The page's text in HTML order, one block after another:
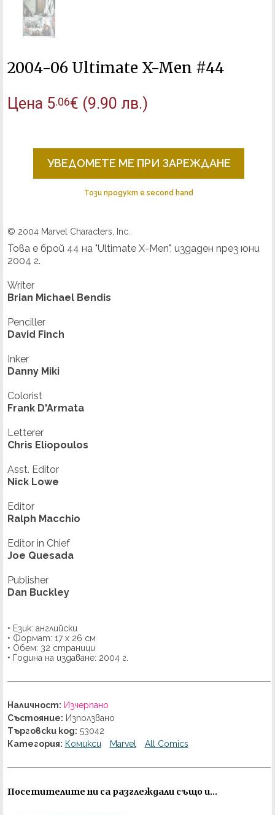
2004-06 Ultimate X-Men #44
Цена 5.06€ (9.90 лв.)
УВЕДОМЕТЕ МЕ ПРИ ЗАРЕЖДАНЕ
Този продукт е second hand
© 2004 Marvel Characters, Inc.
Това е брой 44 на "Ultimate X-Men", издаден през юни
2004 г.
Writer
Brian Michael Bendis
Penciller
David Finch
Inker
Danny Miki
Colorist
Frank D'Armata
Letterer
Chris Eliopoulos
Asst. Editor
Nick Lowe
Editor
Ralph Macchio
Editor in Chief
Joe Quesada
Publisher
Dan Buckley
• Език: английски
• Формат: 17 х 26 см
• Обем: 32 страници
• Година на издаване: 2004 г.
Наличност: Изчерпано
Състояние: Използвано
Търговски код: 53042
Категория: Комикси Marvel All Comics
Посетителите ни са разглеждали също и...